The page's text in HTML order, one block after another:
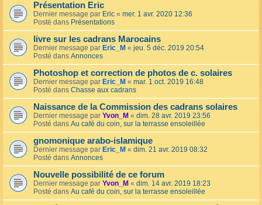
Présentation Eric
Dernier message par Eric « mer. 1 avr. 2020 12:36
Posté dans Présentations
livre sur les cadrans Marocains
Dernier message par Eric_M « jeu. 5 déc. 2019 20:54
Posté dans Annonces
Photoshop et correction de photos de c. solaires
Dernier message par Eric_M « mar. 1 oct. 2019 16:48
Posté dans Chasse aux cadrans
Naissance de la Commission des cadrans solaires
Dernier message par Yvon_M « dim. 28 avr. 2019 23:56
Posté dans Au café du coin, sur la terrasse ensoleillée
gnomonique arabo-islamique
Dernier message par Eric_M « dim. 21 avr. 2019 08:32
Posté dans Annonces
Nouvelle possibilité de ce forum
Dernier message par Yvon_M « dim. 14 avr. 2019 18:23
Posté dans Au café du coin, sur la terrasse ensoleillée